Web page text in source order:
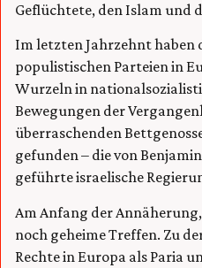
Geflüchtete, den Islam und
Im letzten Jahrzehnt haben
populistischen Parteien in
Wurzeln in
Bewegungen der
überraschenden
gefunden – die von
geführte israelische
Am Anfang der
noch geheime Treffen. Zu
Rechte in Europa als Paria